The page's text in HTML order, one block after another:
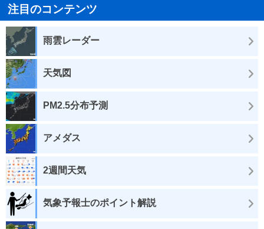
注目のコンテンツ
雨雲レーダー
天気図
PM2.5分布予測
アメダス
2週間天気
気象予報士のポイント解説